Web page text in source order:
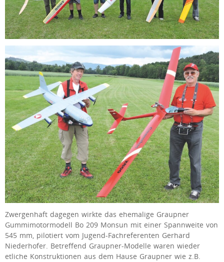
Zwergenhaft dagegen wirkte das ehemalige Graupner
Gummimotormodell Bo 209 Monsun mit einer Spannweite von
545 mm, pilotiert vom Jugend-Fachreferenten Gerhard
Niederhofer. Betreffend Graupner-Modelle waren wieder
etliche Konstruktionen aus dem Hause Graupner wie z.B.